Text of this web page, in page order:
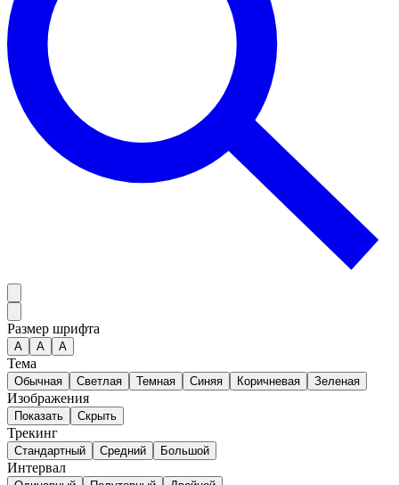
Размер шрифта
А A A
Тема
Обычная Светлая Темная Синяя Коричневая Зеленая
Изображения
Показать Скрыть
Трекинг
Стандартный Средний Большой
Интервал